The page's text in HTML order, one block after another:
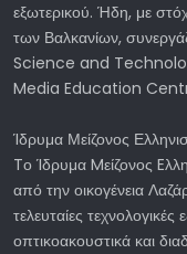
εξωτερικού. Ήδη, με
των Βαλκανίων,
Science and
Media Education
Ίδρυμα Μείζονος
Tο Ίδρυμα Mείζονος
από την οικογένεια
τελευταίες
οπτικοακουστικά και